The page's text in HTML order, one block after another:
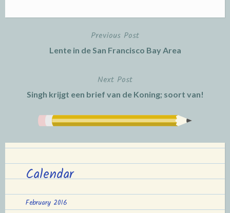
Previous Post
Lente in de San Francisco Bay Area
Next Post
Singh krijgt een brief van de Koning; soort van!
Calendar
February 2016